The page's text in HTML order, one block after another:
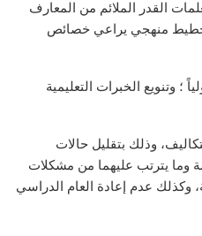
القدر الملائم من المعارف
منهجي يراعي خصائص
؛ وتنويع الخبرات التعليمية
وذلك بتقليل حالات
وما يترتب عليهما من مشكلات
وكذلك عدم إعادة العام الدراسي